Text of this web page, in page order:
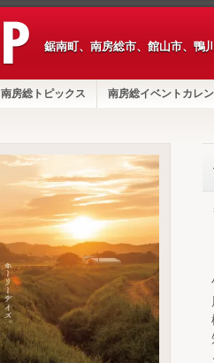
鋸南町、南房総市、館山市、鴨
南房総トピックス 南房総イベントカレ